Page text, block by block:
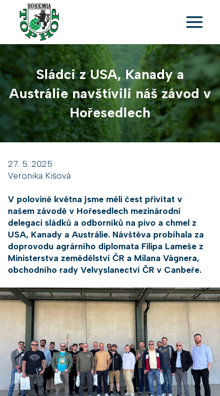
Přeskočit
obsah
Sládci z USA, Kanady a
Austrálie navštívili náš závod v
Hořesedlech
27. 5. 2025
Veronika Kišová
V polovině května jsme měli čest přivítat v
našem závodě v Hořesedlech mezinárodní
delegaci sládků a odborníků na pivo a chmel z
USA, Kanady a Austrálie. Návštěva probíhala za
doprovodu agrárního diplomata Filipa Lameše z
Ministerstva zemědělství ČR a Milana Vágnera,
obchodního rady Velvyslanectví ČR v Canbeře.